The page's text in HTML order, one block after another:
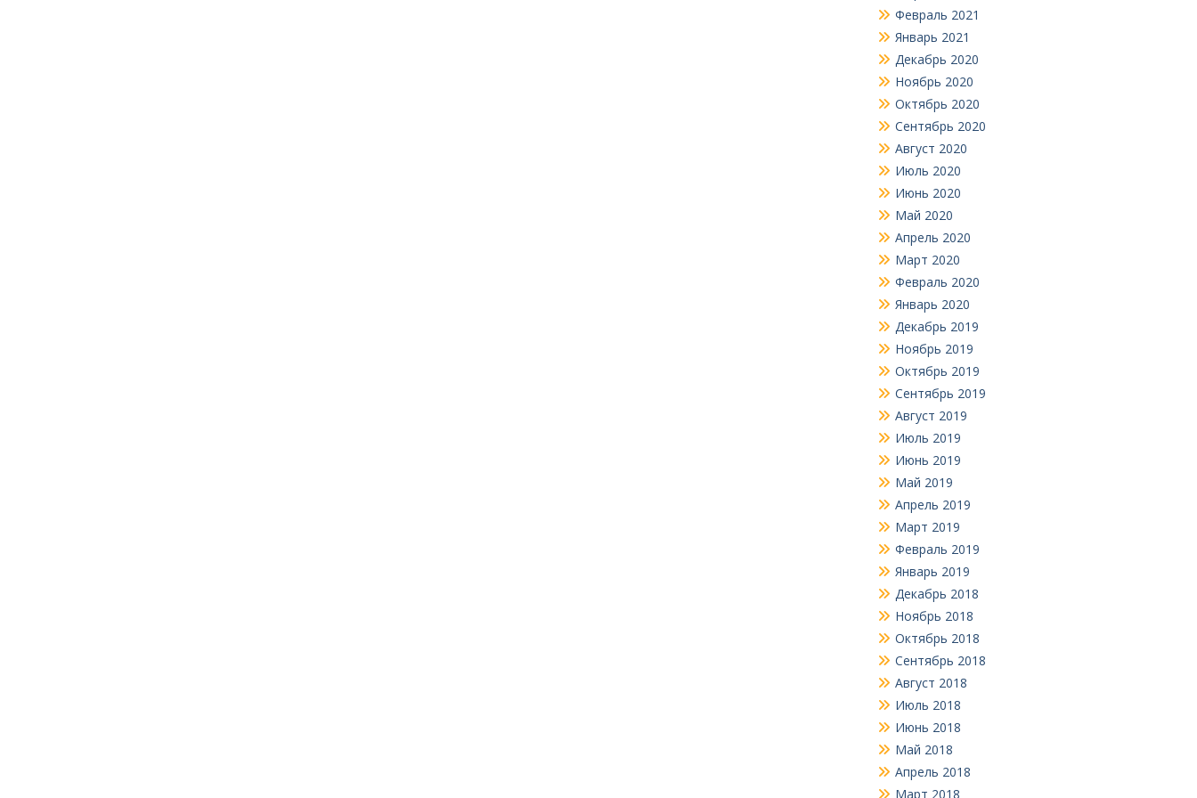
Февраль 2021
Январь 2021
Декабрь 2020
Ноябрь 2020
Октябрь 2020
Сентябрь 2020
Август 2020
Июль 2020
Июнь 2020
Май 2020
Апрель 2020
Март 2020
Февраль 2020
Январь 2020
Декабрь 2019
Ноябрь 2019
Октябрь 2019
Сентябрь 2019
Август 2019
Июль 2019
Июнь 2019
Май 2019
Апрель 2019
Март 2019
Февраль 2019
Январь 2019
Декабрь 2018
Ноябрь 2018
Октябрь 2018
Сентябрь 2018
Август 2018
Июль 2018
Июнь 2018
Май 2018
Апрель 2018
Март 2018